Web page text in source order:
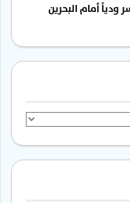
ودياً أمام البحرين